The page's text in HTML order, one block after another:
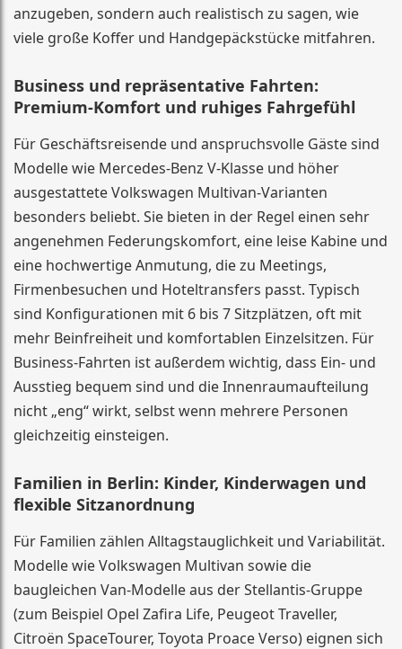
anzugeben, sondern auch realistisch zu sagen, wie
viele große Koffer und Handgepäckstücke mitfahren.
Business und repräsentative Fahrten:
Premium-Komfort und ruhiges Fahrgefühl
Für Geschäftsreisende und anspruchsvolle Gäste sind
Modelle wie Mercedes-Benz V-Klasse und höher
ausgestattete Volkswagen Multivan-Varianten
besonders beliebt. Sie bieten in der Regel einen sehr
angenehmen Federungskomfort, eine leise Kabine und
eine hochwertige Anmutung, die zu Meetings,
Firmenbesuchen und Hoteltransfers passt. Typisch
sind Konfigurationen mit 6 bis 7 Sitzplätzen, oft mit
mehr Beinfreiheit und komfortablen Einzelsitzen. Für
Business-Fahrten ist außerdem wichtig, dass Ein- und
Ausstieg bequem sind und die Innenraumaufteilung
nicht „eng“ wirkt, selbst wenn mehrere Personen
gleichzeitig einsteigen.
Familien in Berlin: Kinder, Kinderwagen und
flexible Sitzanordnung
Für Familien zählen Alltagstauglichkeit und Variabilität.
Modelle wie Volkswagen Multivan sowie die
baugleichen Van-Modelle aus der Stellantis-Gruppe
(zum Beispiel Opel Zafira Life, Peugeot Traveller,
Citroën SpaceTourer, Toyota Proace Verso) eignen sich